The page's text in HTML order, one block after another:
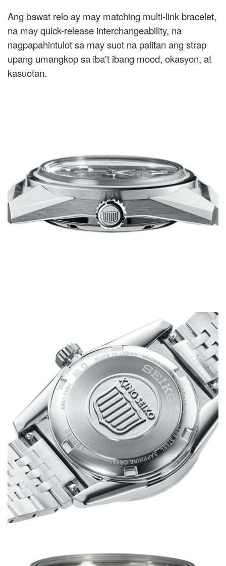
Ang bawat relo ay may matching multi-link bracelet,
na may quick-release interchangeability, na
nagpapahintulot sa may suot na palitan ang strap
upang umangkop sa iba't ibang mood, okasyon, at
kasuotan.